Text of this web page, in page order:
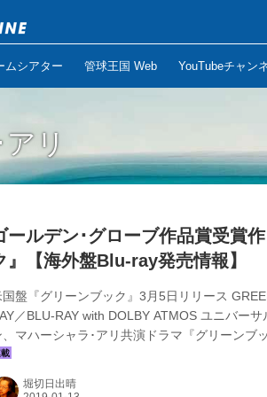
ムシアター 管球王国 Web YouTubeチャン
リ
ールデン･グローブ作品賞受賞
』【海外盤Blu-ray発売情報】
国盤『グリーンブック』3月5日リリース
／BLU-RAY with DOLBY ATMOS ユニバー
、マハーシャラ･アリ共演ドラマ『グリーンブ
RAYリリース詳細が届きました。 1962年、
『コパカバーナ』の腕利き用心棒トニーは、ク
、しばらくのあいだ無給状態に。そんな彼のも
堀切日出晴